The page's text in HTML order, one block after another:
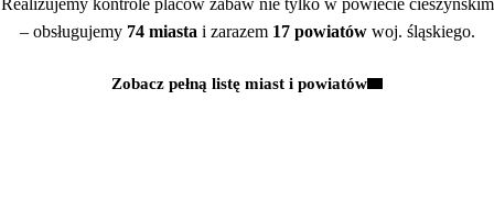
– obsługujemy 74 miasta i zarazem 17 powiatówwoj. śląskiego.
Zobacz pełną listę miast i powiatów